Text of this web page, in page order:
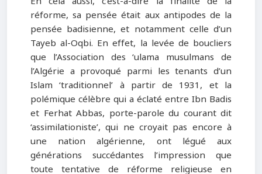
réforme, sa pensée était aux antipodes de la
pensée badisienne, et notamment celle d’un
Tayeb al-Oqbi. En effet, la levée de boucliers
que l’Association des ‘ulama musulmans de
l’Algérie a provoqué parmi les tenants d’un
Islam ‘traditionnel’ à partir de 1931, et la
polémique célèbre qui a éclaté entre Ibn Badis
et Ferhat Abbas, porte-parole du courant dit
‘assimilationiste’, qui ne croyait pas encore à
une nation algérienne, ont légué aux
générations succédantes l’impression que
toute tentative de réforme religieuse en